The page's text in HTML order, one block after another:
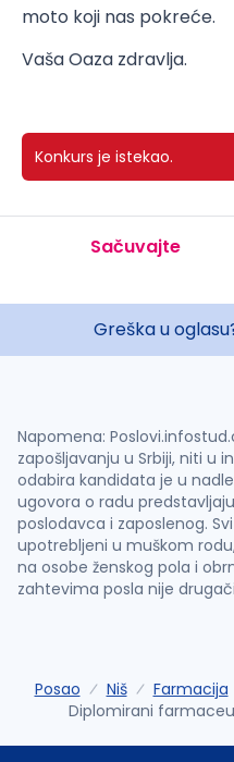
moto koji nas pokreće.
Vaša Oaza zdravlja.
Konkurs je istekao.
Sačuvajte
Greška u
Napomena:
zapošljavanju u Srbiji, niti u
odabira kandidata je u
ugovora o radu
poslodavca i zaposlenog.
upotrebljeni u muškom
na osobe ženskog pola i
zahtevima posla nije
Posao Niš Farmacija
Diplomirani